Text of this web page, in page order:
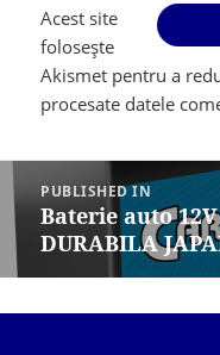
Acest site
folosește
Akismet pentru a
procesate datele
Navigare
articole
PUBLISHED IN
Baterie auto
DURABILA